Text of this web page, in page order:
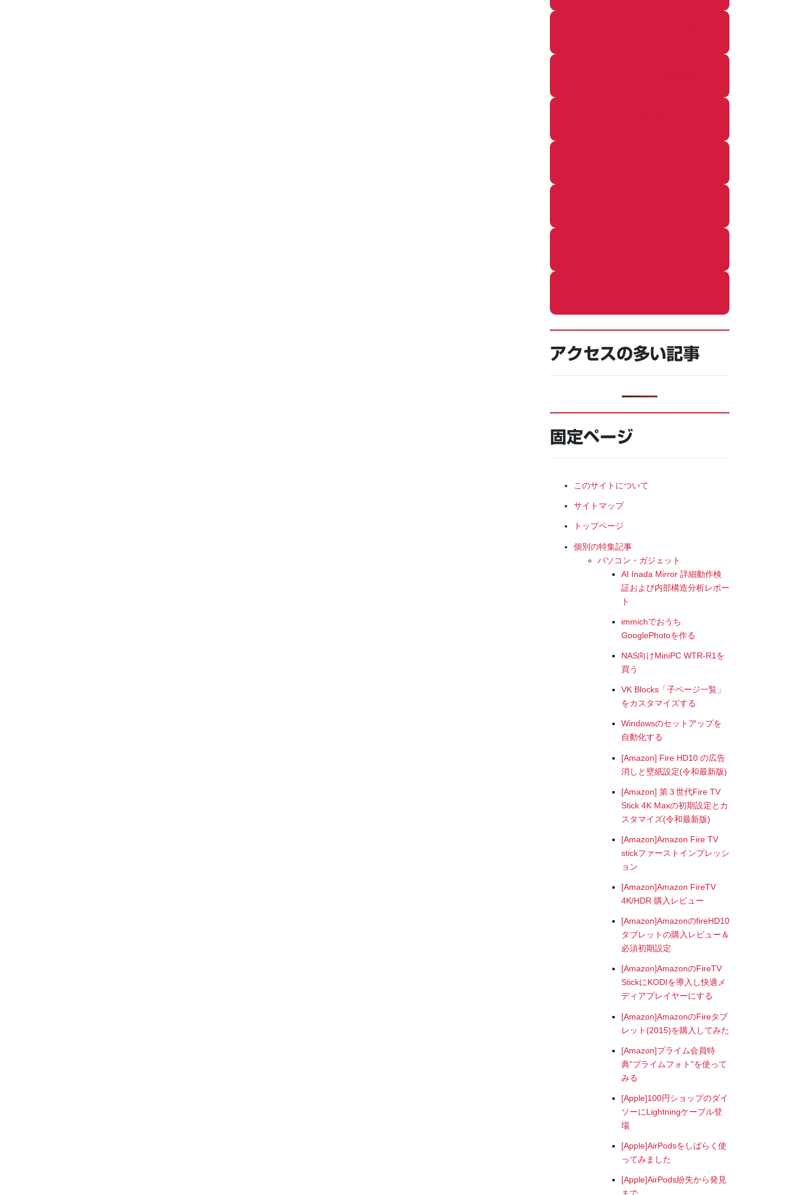
アクセスの多い記事
固定ページ
このサイトについて
サイトマップ
トップページ
個別の特集記事
パソコン・ガジェット
AI Inada Mirror 詳細動作検
証および内部構造分析レポー
ト
immichでおうち
GooglePhotoを作る
NAS向けMiniPC WTR-R1を
買う
VK Blocks「子ページ一覧」
をカスタマイズする
Windowsのセットアップを
自動化する
[Amazon] Fire HD10 の広告
消しと壁紙設定(令和最新版)
[Amazon] 第３世代Fire TV
Stick 4K Maxの初期設定とカ
スタマイズ(令和最新版)
[Amazon]Amazon Fire TV
stickファーストインプレッシ
ョン
[Amazon]Amazon FireTV
4K/HDR 購入レビュー
[Amazon]AmazonのfireHD10
タブレットの購入レビュー＆
必須初期設定
[Amazon]AmazonのFireTV
StickにKODIを導入し快適メ
ディアプレイヤーにする
[Amazon]AmazonのFireタブ
レット(2015)を購入してみた
[Amazon]プライム会員特
典"プライムフォト"を使って
みる
[Apple]100円ショップのダイ
ソーにLightningケーブル登
場
[Apple]AirPodsをしばらく使
ってみました
[Apple]AirPods紛失から発見